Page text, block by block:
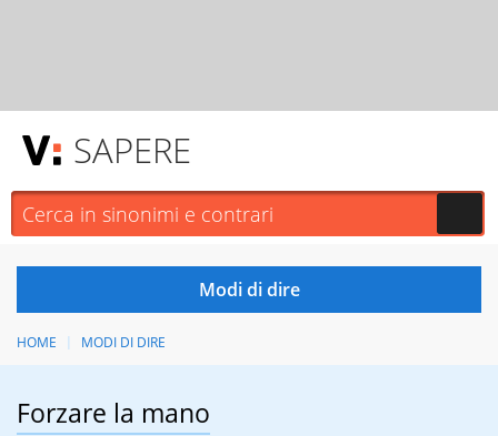
SAPERE
HOME MODI DI DIRE
Forzare la mano